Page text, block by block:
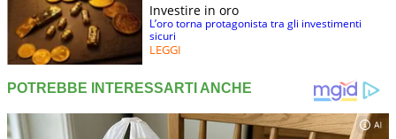
Investire in oro
L’oro torna protagonista tra gli investimenti
sicuri
LEGGI